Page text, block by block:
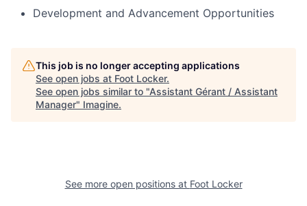
Development and Advancement Opportunities
This job is no longer accepting applications
See open jobs at Foot Locker.
See open jobs similar to "Assistant Gérant / Assistant
Manager" Imagine.
See more open positions at Foot Locker